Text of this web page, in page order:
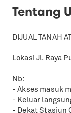
Tentang
DIJUAL TANAH
Lokasi Jl. Raya
Nb:
- Akses masuk
- Keluar
- Dekat Stasiun